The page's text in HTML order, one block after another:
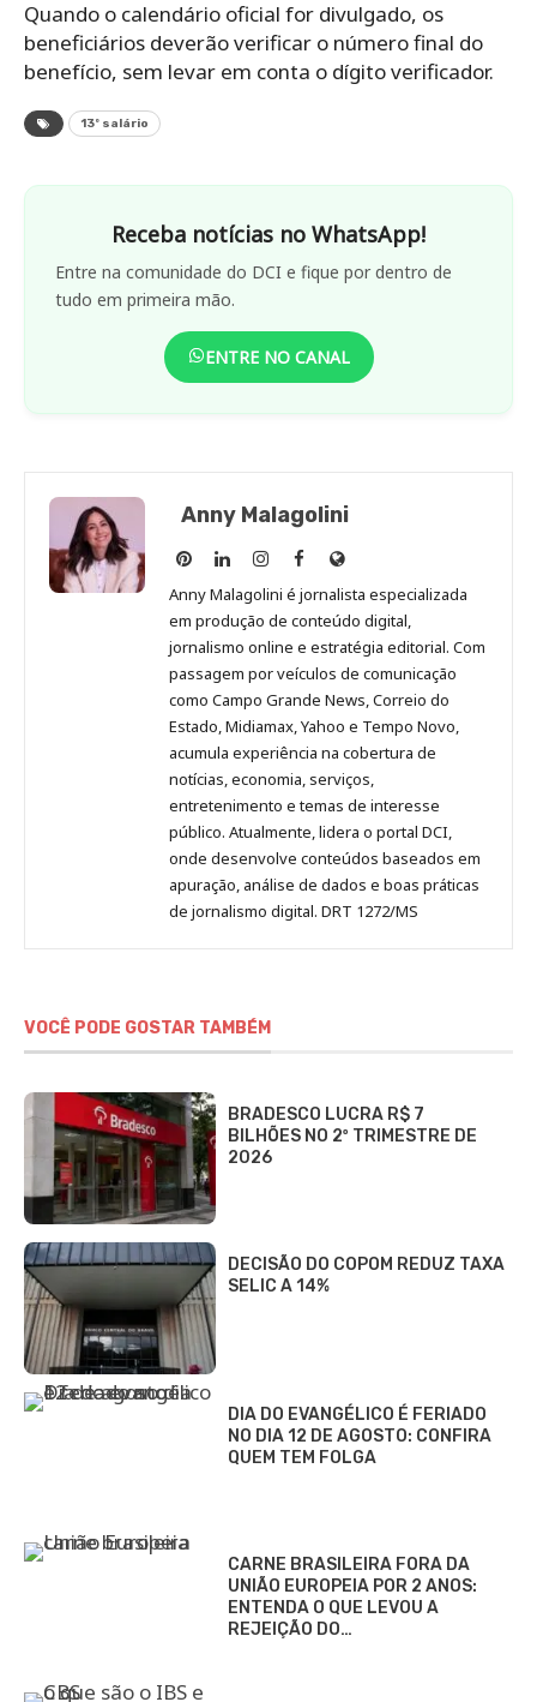
Quando o calendário oficial for divulgado, os
beneficiários deverão verificar o número final do
benefício, sem levar em conta o dígito verificador.
13º salário
Receba notícias no WhatsApp!
Entre na comunidade do DCI e fique por dentro de
tudo em primeira mão.
ENTRE NO CANAL
Anny Malagolini
Anny
Malagolini
no
Pinterest
Anny
Malagolini
no
LinkedIn
Anny
Malagolini
no
Instagram
Anny
Malagolini
no
Facebook
Site
de
Anny
Malagolini
Anny Malagolini é jornalista especializada
em produção de conteúdo digital,
jornalismo online e estratégia editorial. Com
passagem por veículos de comunicação
como Campo Grande News, Correio do
Estado, Midiamax, Yahoo e Tempo Novo,
acumula experiência na cobertura de
notícias, economia, serviços,
entretenimento e temas de interesse
público. Atualmente, lidera o portal DCI,
onde desenvolve conteúdos baseados em
apuração, análise de dados e boas práticas
de jornalismo digital. DRT 1272/MS
VOCÊ PODE GOSTAR TAMBÉM
BRADESCO LUCRA R$ 7
BILHÕES NO 2º TRIMESTRE DE
2026
DECISÃO DO COPOM REDUZ TAXA
SELIC A 14%
DIA DO EVANGÉLICO É FERIADO
NO DIA 12 DE AGOSTO: CONFIRA
QUEM TEM FOLGA
CARNE BRASILEIRA FORA DA
UNIÃO EUROPEIA POR 2 ANOS:
ENTENDA O QUE LEVOU A
REJEIÇÃO DO…